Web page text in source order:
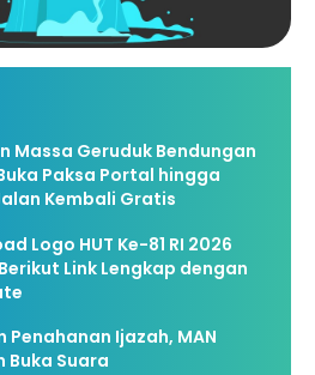
Massa Geruduk Bendungan
Paksa Portal hingga
Kembali Gratis
Logo HUT Ke-81 RI 2026
Link Lengkap dengan
Penahanan Ijazah, MAN
Buka Suara